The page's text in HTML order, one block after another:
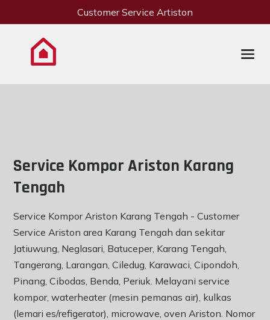
Customer Service Artiston
Service Kompor Ariston Karang
Tengah
Service Kompor Ariston Karang Tengah - Customer
Service Ariston area Karang Tengah dan sekitar
Jatiuwung, Neglasari, Batuceper, Karang Tengah,
Tangerang, Larangan, Ciledug, Karawaci, Cipondoh,
Pinang, Cibodas, Benda, Periuk. Melayani service
kompor, waterheater (mesin pemanas air), kulkas
(lemari es/refigerator), microwave, oven Ariston. Nomor